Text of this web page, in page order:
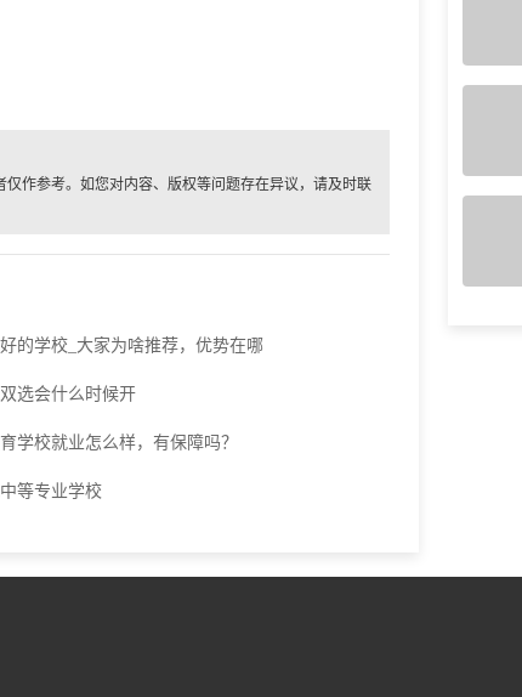
作参考。如您对内容、版权等问题存在异议，请及时联
的学校_大家为啥推荐，优势在哪
选会什么时候开
学校就业怎么样，有保障吗？
等专业学校